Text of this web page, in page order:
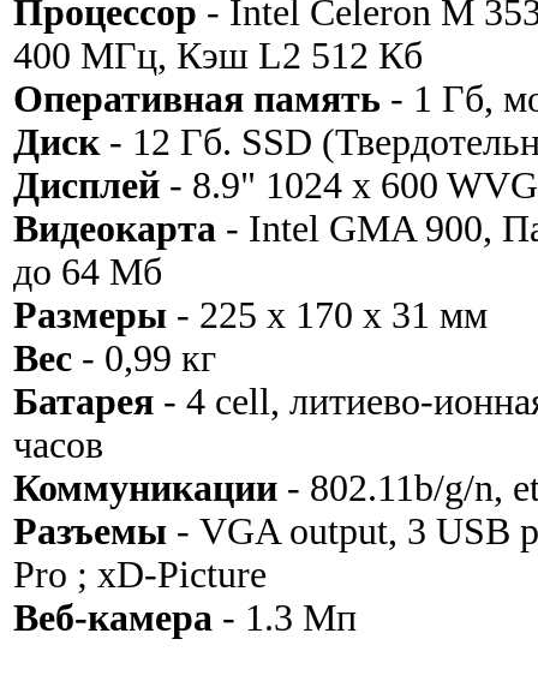
Процессор - Intel Celeron M
400 МГц, Кэш L2 512 Кб
Оперативная память - 1 Гб,
Диск - 12 Гб. SSD
Дисплей - 8.9" 1024 x 600
Видеокарта - Intel GMA 900,
до 64 Мб
Размеры - 225 x 170 x 31 мм
Вес - 0,99 кг
Батарея - 4 cell, литиево-
часов
Коммуникации - 802.11b/g/n,
Разъемы - VGA output, 3 USB
Pro ; xD-Picture
Веб-камера - 1.3 Мп